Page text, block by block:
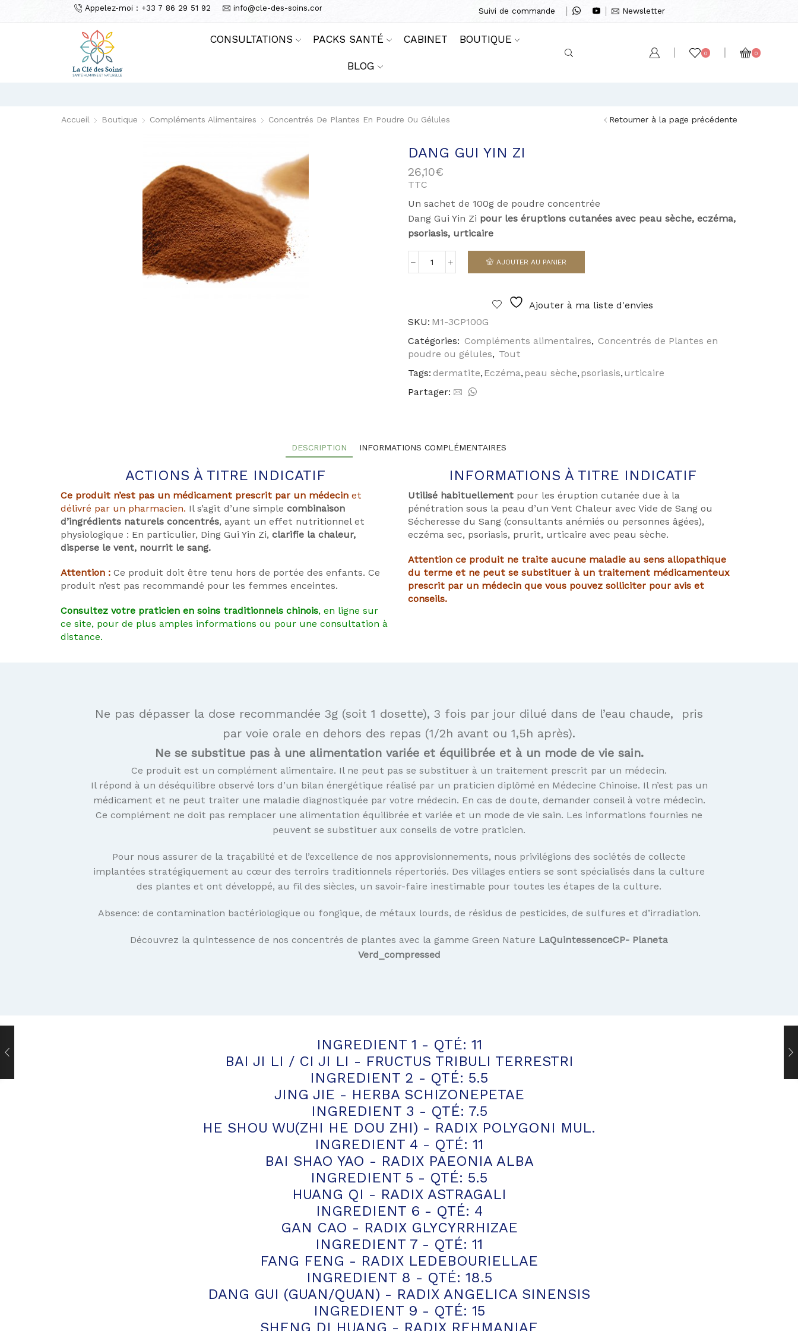
Appelez-moi : +33 7 86 29 51 92 info@cle-des-soins.com Suivi de commande Newsletter
CONSULTATIONS PACKS SANTÉ CABINET BOUTIQUE
BLOG
0 0
Accueil Boutique Compléments Alimentaires Concentrés De Plantes En Poudre Ou Gélules Retourner à la page précédente
DANG GUI YIN ZI
26,10€
TTC
Un sachet de 100g de poudre concentrée
Dang Gui Yin Zi pour les éruptions cutanées avec peau sèche, eczéma,
psoriasis, urticaire
quantité
Zi
AJOUTER AU PANIER
Ajouter à ma liste d'envies
SKU: M1-3CP100G
Catégories: Compléments alimentaires, Concentrés de Plantes en
poudre ou gélules, Tout
Tags: dermatite,Eczéma,peau sèche,psoriasis,urticaire
Partager:
DESCRIPTION INFORMATIONS COMPLÉMENTAIRES
ACTIONS À TITRE INDICATIF
Ce produit n’est pas un médicament prescrit par un médecin et
délivré par un pharmacien. Il s’agit d’une simple combinaison
d’ingrédients naturels concentrés, ayant un effet nutritionnel et
physiologique : En particulier, Ding Gui Yin Zi, clarifie la chaleur,
disperse le vent, nourrit le sang.
Attention : Ce produit doit être tenu hors de portée des enfants. Ce
produit n’est pas recommandé pour les femmes enceintes.
Consultez votre praticien en soins traditionnels chinois, en ligne sur
ce site, pour de plus amples informations ou pour une consultation à
distance.
INFORMATIONS À TITRE INDICATIF
Utilisé habituellement pour les éruption cutanée due à la
pénétration sous la peau d’un Vent Chaleur avec Vide de Sang ou
Sécheresse du Sang (consultants anémiés ou personnes âgées),
eczéma sec, psoriasis, prurit, urticaire avec peau sèche.
Attention ce produit ne traite aucune maladie au sens allopathique
du terme et ne peut se substituer à un traitement médicamenteux
prescrit par un médecin que vous pouvez solliciter pour avis et
conseils.
Ne pas dépasser la dose recommandée 3g (soit 1 dosette), 3 fois par jour dilué dans de l’eau chaude, pris
par voie orale en dehors des repas (1/2h avant ou 1,5h après).
Ne se substitue pas à une alimentation variée et équilibrée et à un mode de vie sain.
Ce produit est un complément alimentaire. Il ne peut pas se substituer à un traitement prescrit par un médecin.
Il répond à un déséquilibre observé lors d’un bilan énergétique réalisé par un praticien diplômé en Médecine Chinoise. Il n’est pas un
médicament et ne peut traiter une maladie diagnostiquée par votre médecin. En cas de doute, demander conseil à votre médecin.
Ce complément ne doit pas remplacer une alimentation équilibrée et variée et un mode de vie sain. Les informations fournies ne
peuvent se substituer aux conseils de votre praticien.
Pour nous assurer de la traçabilité et de l’excellence de nos approvisionnements, nous privilégions des sociétés de collecte
implantées stratégiquement au cœur des terroirs traditionnels répertoriés. Des villages entiers se sont spécialisés dans la culture
des plantes et ont développé, au fil des siècles, un savoir-faire inestimable pour toutes les étapes de la culture.
Absence: de contamination bactériologique ou fongique, de métaux lourds, de résidus de pesticides, de sulfures et d’irradiation.
Découvrez la quintessence de nos concentrés de plantes avec la gamme Green Nature LaQuintessenceCP- Planeta
Verd_compressed
INGREDIENT 1 - QTÉ: 11
BAI JI LI / CI JI LI - FRUCTUS TRIBULI TERRESTRI
INGREDIENT 2 - QTÉ: 5.5
JING JIE - HERBA SCHIZONEPETAE
INGREDIENT 3 - QTÉ: 7.5
HE SHOU WU(ZHI HE DOU ZHI) - RADIX POLYGONI MUL.
INGREDIENT 4 - QTÉ: 11
BAI SHAO YAO - RADIX PAEONIA ALBA
INGREDIENT 5 - QTÉ: 5.5
HUANG QI - RADIX ASTRAGALI
INGREDIENT 6 - QTÉ: 4
GAN CAO - RADIX GLYCYRRHIZAE
INGREDIENT 7 - QTÉ: 11
FANG FENG - RADIX LEDEBOURIELLAE
INGREDIENT 8 - QTÉ: 18.5
DANG GUI (GUAN/QUAN) - RADIX ANGELICA SINENSIS
INGREDIENT 9 - QTÉ: 15
SHENG DI HUANG - RADIX REHMANIAE